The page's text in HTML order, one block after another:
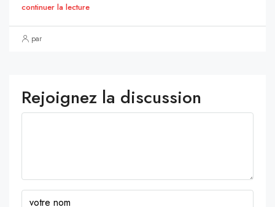
continuer la lecture
par
Rejoignez la discussion